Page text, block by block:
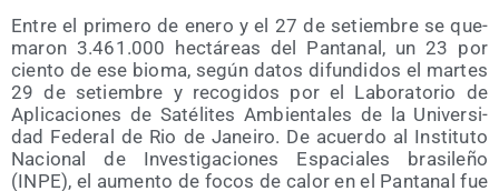
Entre el pri­me­ro de enero y el 27 de setiem­bre se que­
ma­ron 3.461.000 hec­tá­reas del Pan­ta­nal, un 23 por
cien­to de ese bio­ma, según datos difun­di­dos el mar­tes
29 de setiem­bre y reco­gi­dos por el Labo­ra­to­rio de
Apli­ca­cio­nes de Saté­li­tes Ambien­ta­les de la Uni­ver­si­
dad Fede­ral de Rio de Janei­ro. De acuer­do al Ins­ti­tu­to
Nacio­nal de Inves­ti­ga­cio­nes Espa­cia­les bra­si­le­ño
(INPE), el aumen­to de focos de calor en el Pan­ta­nal fue